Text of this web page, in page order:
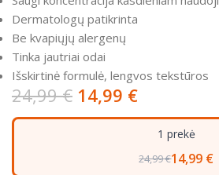
Dermatologų patikrinta
Be kvapiųjų alergenų
Tinka jautriai odai
Išskirtinė formulė, lengvos tekstūros
24,99€ 14,99 €
1 prekė
24,99 €14,99 €